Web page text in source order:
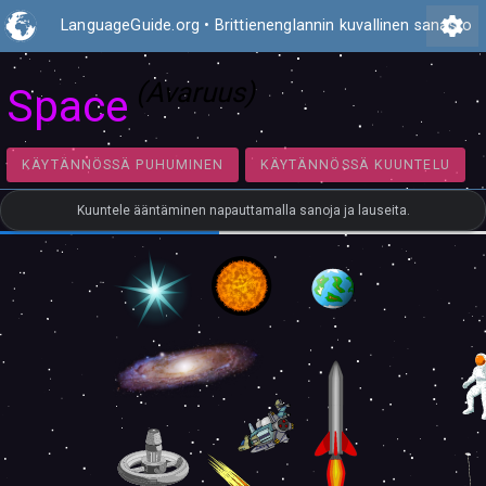
LanguageGuide.org • Brittienenglannin kuvallinen sanasto
settings
Space (Avaruus)
KÄYTÄNNÖSSÄ PUHUMINEN KÄYTÄNNÖSSÄ
Kuuntele ääntäminen napauttamalla sanoja ja lauseita.